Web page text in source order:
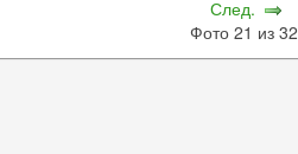
След.
Фото 21 из 32